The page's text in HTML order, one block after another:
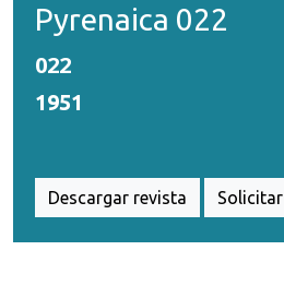
Pyrenaica 022
022
1951
Descargar revista Solicitar